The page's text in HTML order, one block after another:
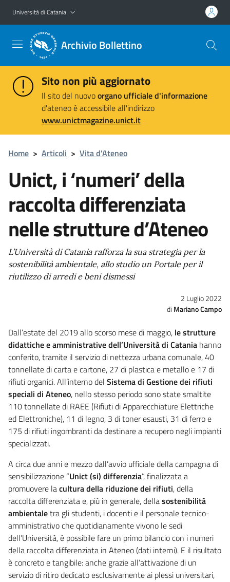
Vai al contenuto principale
Vai al menu di navigazione
Università di Catania
Archivio Bollettino
Sito non più aggiornato
Il sito del nuovoorgano ufficiale d'informazione
d'ateneo è accessibile all'indirizzo
www.unictmagazine.unict.it
Home > Articoli > Vita d'Ateneo
Unict, i ‘numeri’ della
raccolta differenziata
nelle strutture d’Ateneo
L’Università di Catania rafforza la sua strategia per la
sostenibilità ambientale, allo studio un Portale per il
riutilizzo di arredi e beni dismessi
2 Luglio 2022
Mariano Campo
Dall’estate del 2019 allo scorso mese di maggio, le strutture
didattiche e amministrative dell’Università di Catania hanno
conferito, tramite il servizio di nettezza urbana comunale, 40
tonnellate di carta e cartone, 27 di plastica e metallo e 17 di
rifiuti organici. All’interno del Sistema di Gestione dei rifiuti
speciali di Ateneo, nello stesso periodo sono state smaltite
110 tonnellate di RAEE (Rifiuti di Apparecchiature Elettriche
ed Elettroniche), 11 di legno, 3 di toner esausti, 31 di ferro e
175 di rifiuti ingombranti da destinare a recupero negli impianti
specializzati.
A circa due anni e mezzo dall’avvio ufficiale della campagna di
sensibilizzazione “Unict (si) differenzia”, finalizzata a
promuovere lacultura della riduzione dei rifiuti, della
raccolta differenziata e, più in generale, dellasostenibilità
ambientaletra gli studenti, i docenti e il personale tecnico-
amministrativo che quotidianamente vivono le sedi
dell’Università, è possibile fare un primo bilancio con i numeri
della raccolta differenziata in Ateneo (dati interni). E il risultato
è concreto e tangibile: anche grazie all’attivazione di un
servizio di ritiro dedicato esclusivamente ai plessi universitari,